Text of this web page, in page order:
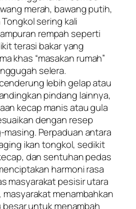
merah, bawang putih,
sering kali
rempah seperti
terasi bakar yang
khas “masakan rumah”
selera.
lebih gelap atau
pindang lainnya,
kecap manis atau gula
dengan resep
masing. Perpaduan antara
ikan tongkol, sedikit
dan sentuhan pedas
harmoni rasa
masyarakat pesisir utara
masyarakat menambahkan
besar untuk menambah